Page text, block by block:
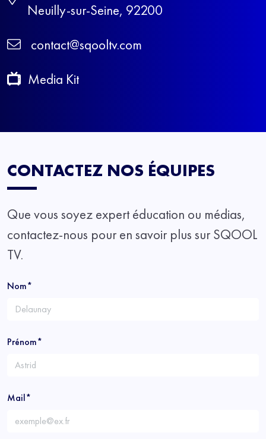
Neuilly-sur-Seine, 92200
contact@sqooltv.com
Media Kit
CONTACTEZ NOS ÉQUIPES
Que vous soyez expert éducation ou médias,
contactez-nous pour en savoir plus sur SQOOL
TV.
Nom*
Prénom*
Mail*